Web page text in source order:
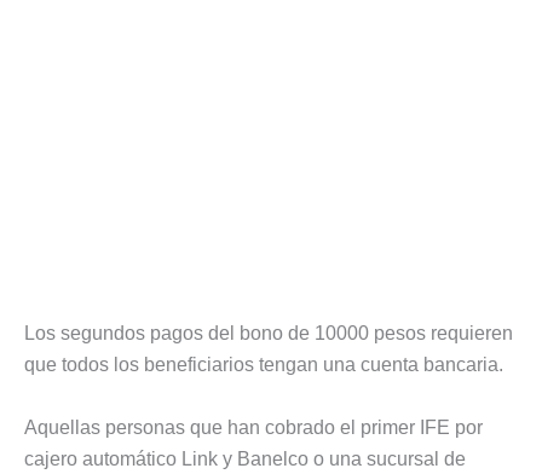
Los segundos pagos del bono de 10000 pesos requieren
que todos los beneficiarios tengan una cuenta bancaria.
Aquellas personas que han cobrado el primer IFE por
cajero automático Link y Banelco o una sucursal de